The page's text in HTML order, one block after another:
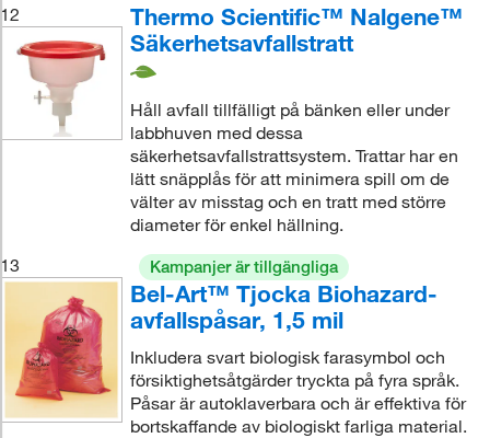
12
Thermo Scientific™ Nalgene™
Säkerhetsavfallstratt
Håll avfall tillfälligt på bänken eller under
labbhuven med dessa
säkerhetsavfallstrattsystem. Trattar har en
lätt snäpplås för att minimera spill om de
välter av misstag och en tratt med större
diameter för enkel hällning.
13
Kampanjer är tillgängliga
Bel-Art™ Tjocka Biohazard-
avfallspåsar, 1,5 mil
Inkludera svart biologisk farasymbol och
försiktighetsåtgärder tryckta på fyra språk.
Påsar är autoklaverbara och är effektiva för
bortskaffande av biologiskt farliga material.